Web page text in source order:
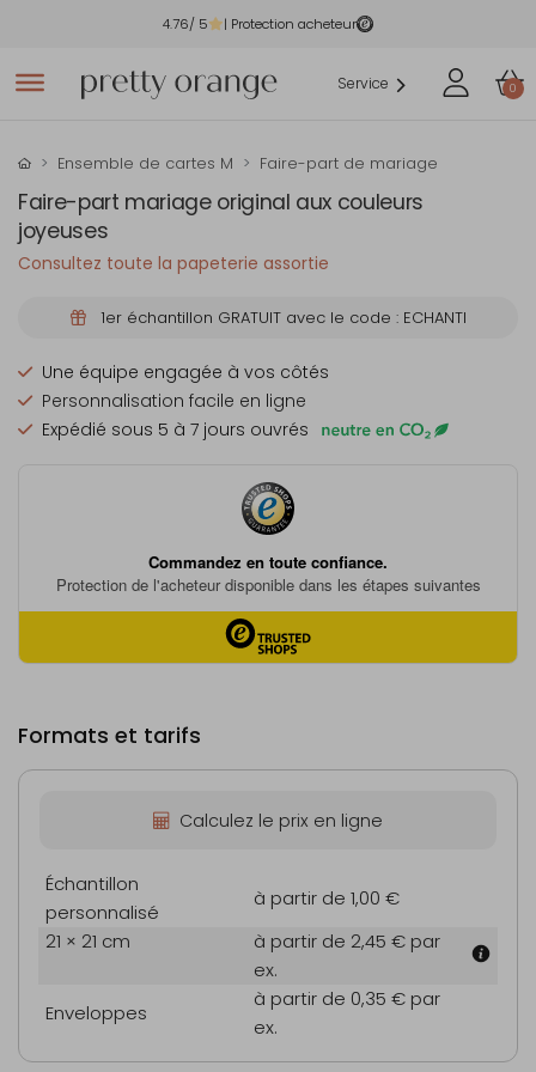
4.76/ 5 | Protection acheteur
Service 0
Ensemble de cartes M Faire-part de mariage
Faire-part mariage original aux couleurs
joyeuses
Consultez toute la papeterie assortie
1er échantillon GRATUIT avec le code : ECHANTI
Une équipe engagée à vos côtés
Personnalisation facile en ligne
Expédié sous 5 à 7 jours ouvrés
Formats et tarifs
Calculez le prix en ligne
Échantillon
personnalisé
à partir de 1,00 €
21 × 21 cm
à partir de 2,45 € par
ex.
Enveloppes
à partir de 0,35 € par
ex.